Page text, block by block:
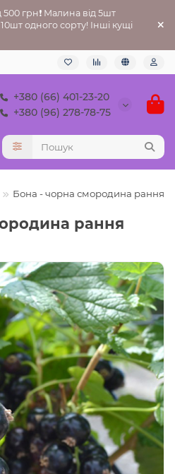
500 грн❗ Малина від 5шт
одного сорту! Інші кущі
+380 (66) 401-23-20
+380 (96) 278-78-75
Бона - чорна смородина рання
рання